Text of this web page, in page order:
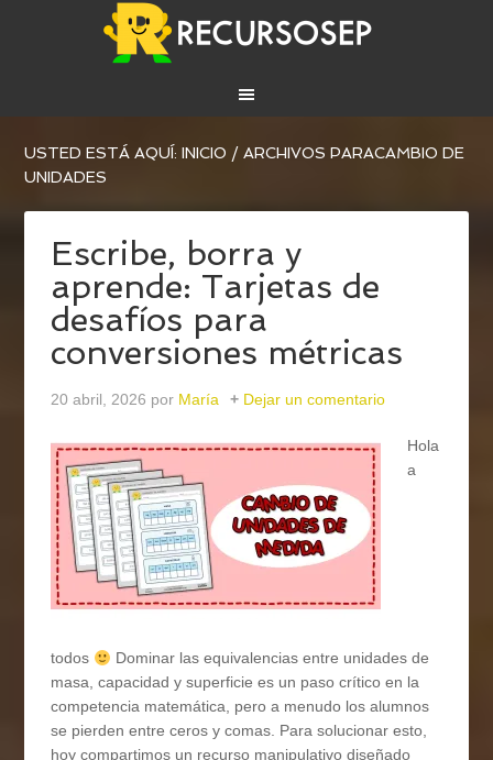
USTED ESTÁ AQUÍ:INICIO / ARCHIVOS PARACAMBIO DE
UNIDADES
Escribe, borra y
aprende: Tarjetas de
desafíos para
conversiones métricas
20 abril, 2026 por María Dejar un comentario
Hola
a
todos
Dominar las equivalencias entre unidades de
masa, capacidad y superficie es un paso crítico en la
competencia matemática, pero a menudo los alumnos
se pierden entre ceros y comas. Para solucionar esto,
hoy compartimos un recurso manipulativo diseñado